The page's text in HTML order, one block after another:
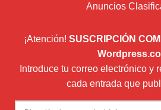
Anuncios
¡Atención! SUSCRIPCIÓN
Introduce tu correo electrónico y
cada entrada que
Dirección